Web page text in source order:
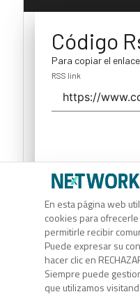
En esta página web
cookies para
permitirle recibir
Puede expresar su
hacer clic en
Siempre puede
que utilizamos
Código
Para copiar el
RSS link
Código
Para copiar el